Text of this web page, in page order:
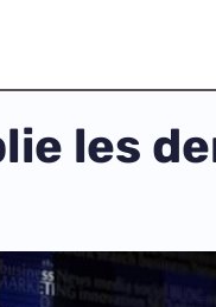
les